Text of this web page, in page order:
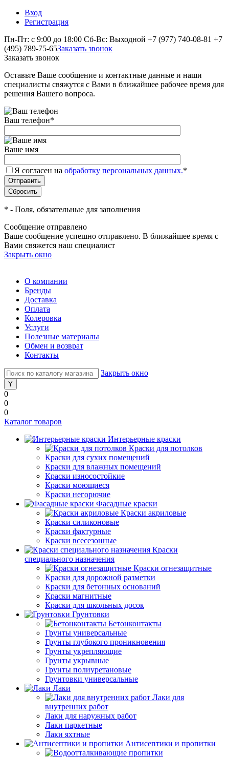
Вход
Регистрация
Пн-Пт: с 9:00 до 18:00 Сб-Вс: Выходной +7 (977) 740-08-81 +7
(495) 789-75-65Заказать звонок
Заказать звонок
Оставьте Ваше сообщение и контактные данные и наши
специалисты свяжутся с Вами в ближайшее рабочее время для
решения Вашего вопроса.
Ваш телефон*
Ваше имя
Я согласен на обработку персональных данных.*
* - Поля, обязательные для заполнения
Сообщение отправлено
Ваше сообщение успешно отправлено. В ближайшее время с
Вами свяжется наш специалист
Закрыть окно
О компании
Бренды
Доставка
Оплата
Колеровка
Услуги
Полезные материалы
Обмен и возврат
Контакты
Закрыть окно
0
0
0
Каталог товаров
Интерьерные краски
Краски для потолков
Краски для сухих помещений
Краски для влажных помещений
Краски износостойкие
Краски моющиеся
Краски негорючие
Фасадные краски
Краски акриловые
Краски силиконовые
Краски фактурные
Краски всесезонные
Краски
специального назначения
Краски огнезащитные
Краски для дорожной разметки
Краски для бетонных оснований
Краски магнитные
Краски для школьных досок
Грунтовки
Бетонконтакты
Грунты универсальные
Грунты глубокого проникновения
Грунты укрепляющие
Грунты укрывные
Грунты полиуретановые
Грунтовки универсальные
Лаки
Лаки для
внутренних работ
Лаки для наружных работ
Лаки паркетные
Лаки яхтные
Антисептики и пропитки